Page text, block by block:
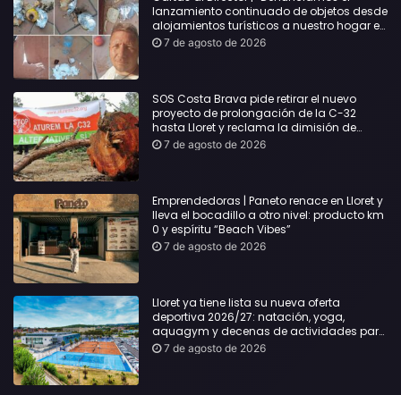
lanzamiento continuado de objetos desde
alojamientos turísticos a nuestro hogar en
Lloret: Podría haber causado una
7 de agosto de 2026
SOS Costa Brava pide retirar el nuevo
proyecto de prolongación de la C-32
hasta Lloret y reclama la dimisión de
Sílvia Paneque
7 de agosto de 2026
Emprendedoras | Paneto renace en Lloret y
lleva el bocadillo a otro nivel: producto km
0 y espíritu “Beach Vibes”
7 de agosto de 2026
Lloret ya tiene lista su nueva oferta
deportiva 2026/27: natación, yoga,
aquagym y decenas de actividades para
todas las edades
7 de agosto de 2026